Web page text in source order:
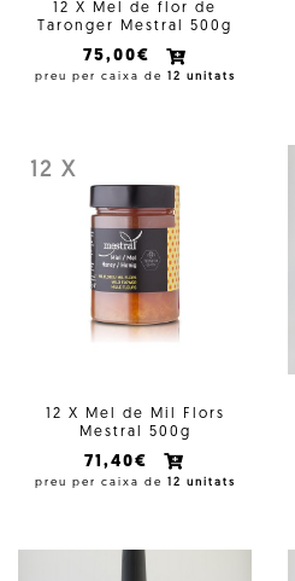
12 X Mel de flor de
Taronger Mestral 500g
75,00€
preu per caixa de 12 unitats
12 X
12 X Mel de Mil Flors
Mestral 500g
71,40€
preu per caixa de 12 unitats